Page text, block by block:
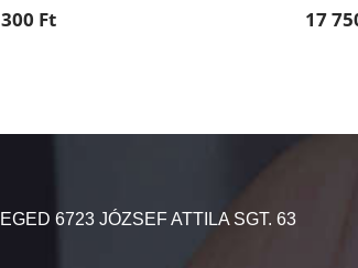
Ft 17
6723 JÓZSEF ATTILA SGT. 63